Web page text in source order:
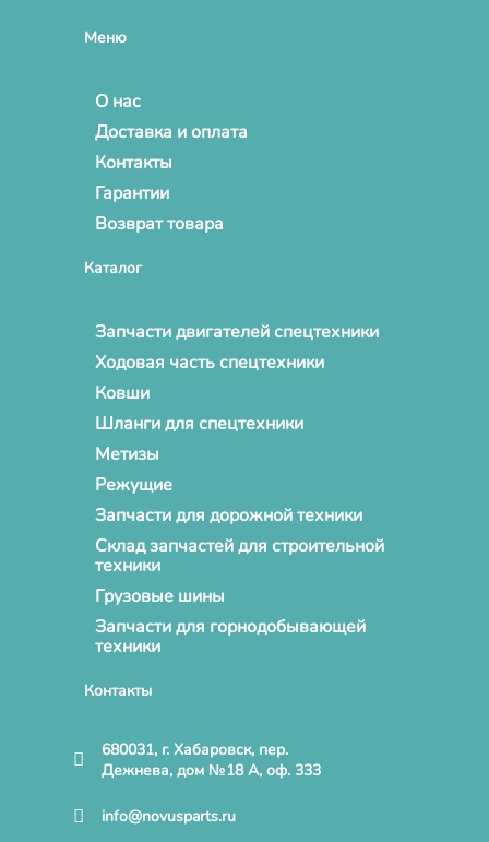
Меню
О нас
Доставка и оплата
Контакты
Гарантии
Возврат товара
Каталог
Запчасти двигателей спецтехники
Ходовая часть спецтехники
Ковши
Шланги для спецтехники
Метизы
Режущие
Запчасти для дорожной техники
Склад запчастей для строительной
техники
Грузовые шины
Запчасти для горнодобывающей
техники
Контакты
680031, г. Хабаровск, пер.
Дежнева, дом №18 А, оф. 333
info@novusparts.ru